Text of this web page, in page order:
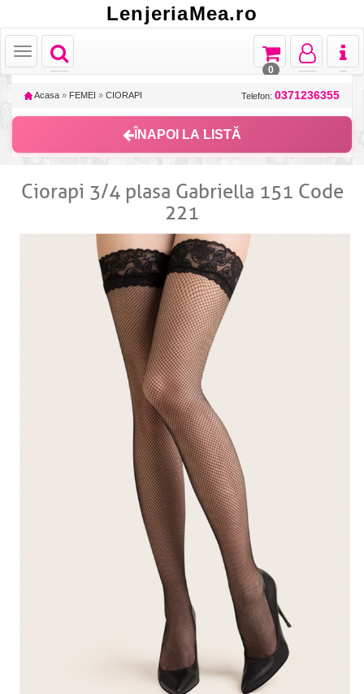
LenjeriaMea.ro
Toggle
navigation
Toggle
Toggle
navigation
Toggle
navigation
Toggle
navigation
0
Acasa » FEMEI » CIORAPI Telefon: 0371236355
ÎNAPOI LA LISTĂ
Ciorapi 3/4 plasa Gabriella 151 Code
221